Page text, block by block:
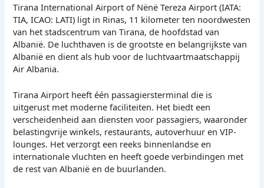
Tirana International Airport of Nënë Tereza Airport (IATA:
TIA, ICAO: LATI) ligt in Rinas, 11 kilometer ten noordwesten
van het stadscentrum van Tirana, de hoofdstad van
Albanië. De luchthaven is de grootste en belangrijkste van
Albanië en dient als hub voor de luchtvaartmaatschappij
Air Albania.
Tirana Airport heeft één passagiersterminal die is
uitgerust met moderne faciliteiten. Het biedt een
verscheidenheid aan diensten voor passagiers, waaronder
belastingvrije winkels, restaurants, autoverhuur en VIP-
lounges. Het verzorgt een reeks binnenlandse en
internationale vluchten en heeft goede verbindingen met
de rest van Albanië en de buurlanden.